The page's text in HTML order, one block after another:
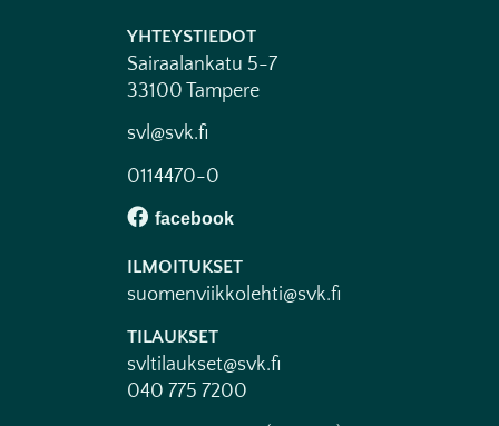
YHTEYSTIEDOT
Sairaalankatu 5-7
33100 Tampere
svl@svk.fi
0114470-0
ILMOITUKSET
suomenviikkolehti@svk.fi
TILAUKSET
svltilaukset@svk.fi
040 775 7200